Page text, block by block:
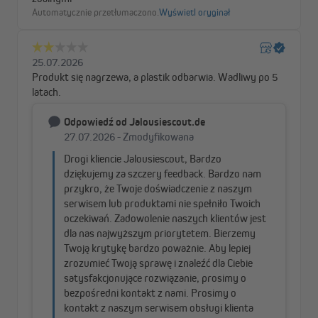
Pilot TDRCT 04 umożliwia zaprogramowanie czterech kanałów
radiowych jednocześnie. Po wybraniu kanału i naciśnięciu
przycisku GÓRA, STOP lub DÓŁ, a także podczas sterowania
czasowego, wszystkie przypisane urządzenia działają
równocześnie. Oczywiście każdy kanał może być również
przypisany do pojedynczego silnika.
Za pomocą pilota można także ustawiać krańcówki w silnikach
W zestawie z pilotem TDRCT 04 znajduje się praktyczny uchwyt
ścienny, który można łatwo zamontować na ścianie,
wykorzystując otwory montażowe znajdujące się w uchwycie.